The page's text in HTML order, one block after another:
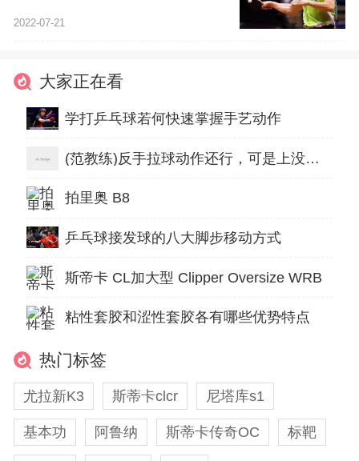
2022-07-21
大家正在看
学打乒乓球若何快速掌握手艺动作
(范教练)反手拉球动作还行，可是上没上台呢？
拍里奥 B8
乒乓球接发球的八大脚步移动方式
斯帝卡 CL加大型 Clipper Oversize WRB
粘性套胶和涩性套胶各有哪些优势特点
热门标签
尤拉新K3 斯蒂卡clcr 尼塔库s1
基本功 阿鲁纳 斯蒂卡传奇OC 标靶